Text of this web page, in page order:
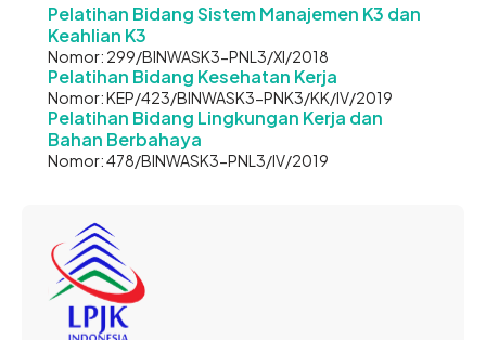
Pelatihan Bidang Sistem Manajemen K3 dan
Keahlian K3
Nomor: 299/BINWASK3-PNL3/XI/2018
Pelatihan Bidang Kesehatan Kerja
Nomor: KEP/423/BINWASK3-PNK3/KK/IV/2019
Pelatihan Bidang Lingkungan Kerja dan
Bahan Berbahaya
Nomor: 478/BINWASK3-PNL3/IV/2019